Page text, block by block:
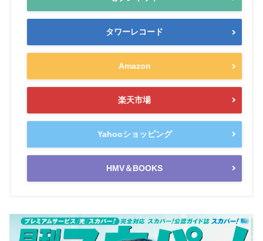
タワーレコード
Amazon
楽天市場
Yahooショッピング
HMV＆BOOKS